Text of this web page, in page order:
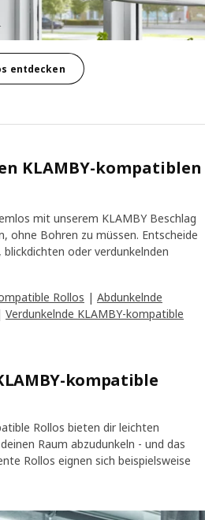
entdecken
KLAMBY-kompatiblen
mit unserem KLAMBY Beschlag
ohne Bohren zu müssen. Entscheide
oder verdunkelnden
Rollos | Abdunkelnde
Verdunkelnde KLAMBY-kompatible
kompatible
Rollos bieten dir leichten
Raum abzudunkeln - und das
Rollos eignen sich beispielsweise